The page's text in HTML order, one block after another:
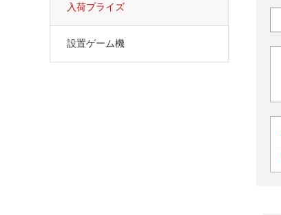
入荷プライズ
設置ゲーム機